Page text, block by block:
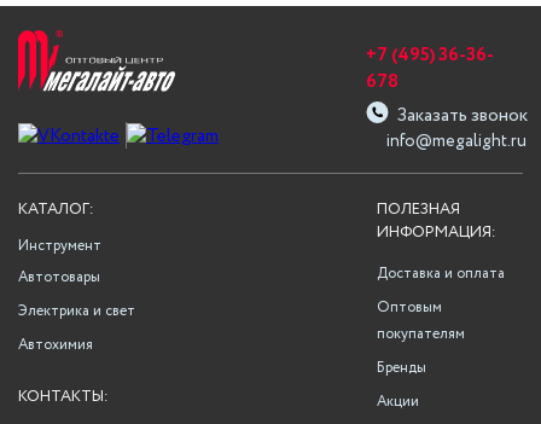
info@megalight.ru
+7 (495) 36-36-
678
Заказать звонок
ПОЛЕЗНАЯ
ИНФОРМАЦИЯ:
Доставка и оплата
Оптовым
покупателям
Бренды
Акции
КАТАЛОГ:
Инструмент
Автотовары
Электрика и свет
Автохимия
КОНТАКТЫ: